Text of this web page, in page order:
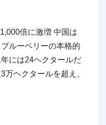
倍に激増 中国は
ルーベリーの本格的
には24ヘクタールだ
万ヘクタールを超え、